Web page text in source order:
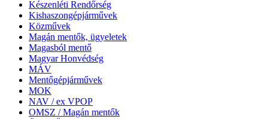
Készenléti Rendőrség
Kishaszongépjárművek
Közművek
Magán mentők, ügyeletek
Magasból mentő
Magyar Honvédség
MÁV
Mentőgépjárművek
MOK
NAV / ex VPOP
OMSZ / Magán mentők